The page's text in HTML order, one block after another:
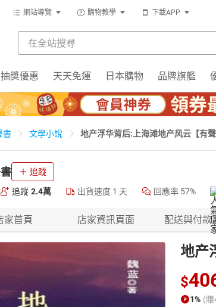
網站導覽 購物教學 下載APP
抽獎優惠 天天免運 日本購物 品牌旗艦
書 文學小說 地产浮华背后:上海滩地产风云【有聲
追蹤
追蹤 2.4萬 出貨速度 1 天 回應率 57%
家首頁 店家資訊頁面 配送與付款
地产
$
1% (賺